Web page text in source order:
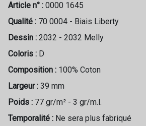
Article n° : 0000 1645
Qualité : 70 0004 - Biais Liberty
Dessin : 2032 - 2032 Melly
Coloris : D
Composition : 100% Coton
Largeur : 39 mm
Poids : 77 gr/m² - 3 gr/m.l.
Temporalité : Ne sera plus fabriqué